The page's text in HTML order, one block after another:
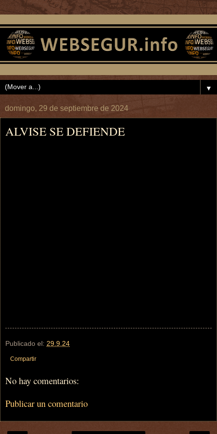
▼
domingo, 29 de septiembre de 2024
ALVISE SE DEFIENDE
Publicado el: 29.9.24
Compartir
No hay comentarios:
Publicar un comentario